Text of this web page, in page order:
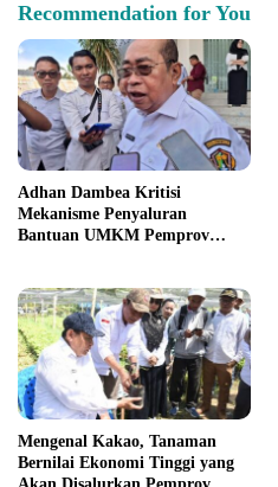
Recommendation for You
Adhan Dambea Kritisi
Mekanisme Penyaluran
Bantuan UMKM Pemprov
Mengenal Kakao, Tanaman
Bernilai Ekonomi Tinggi yang